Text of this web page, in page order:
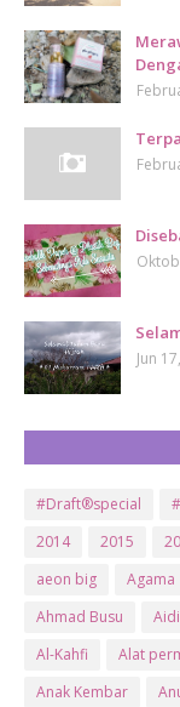
Jun
#Draft®special
2014
2015
aeon big
Agama
Ahmad Busu
Al-Kahfi
Alat
Anak Kembar